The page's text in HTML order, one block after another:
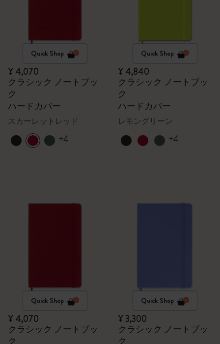
Quick Shop
¥ 4,070
クラシック ノートブッ
ク
ハードカバー
スカーレットレッド
+4
Quick Shop
¥ 4,840
クラシック ノートブッ
ク
ハードカバー
レモングリーン
+4
Quick Shop
¥ 4,070
クラシック ノートブッ
ク
Quick Shop
¥ 3,300
クラシック ノートブッ
ク